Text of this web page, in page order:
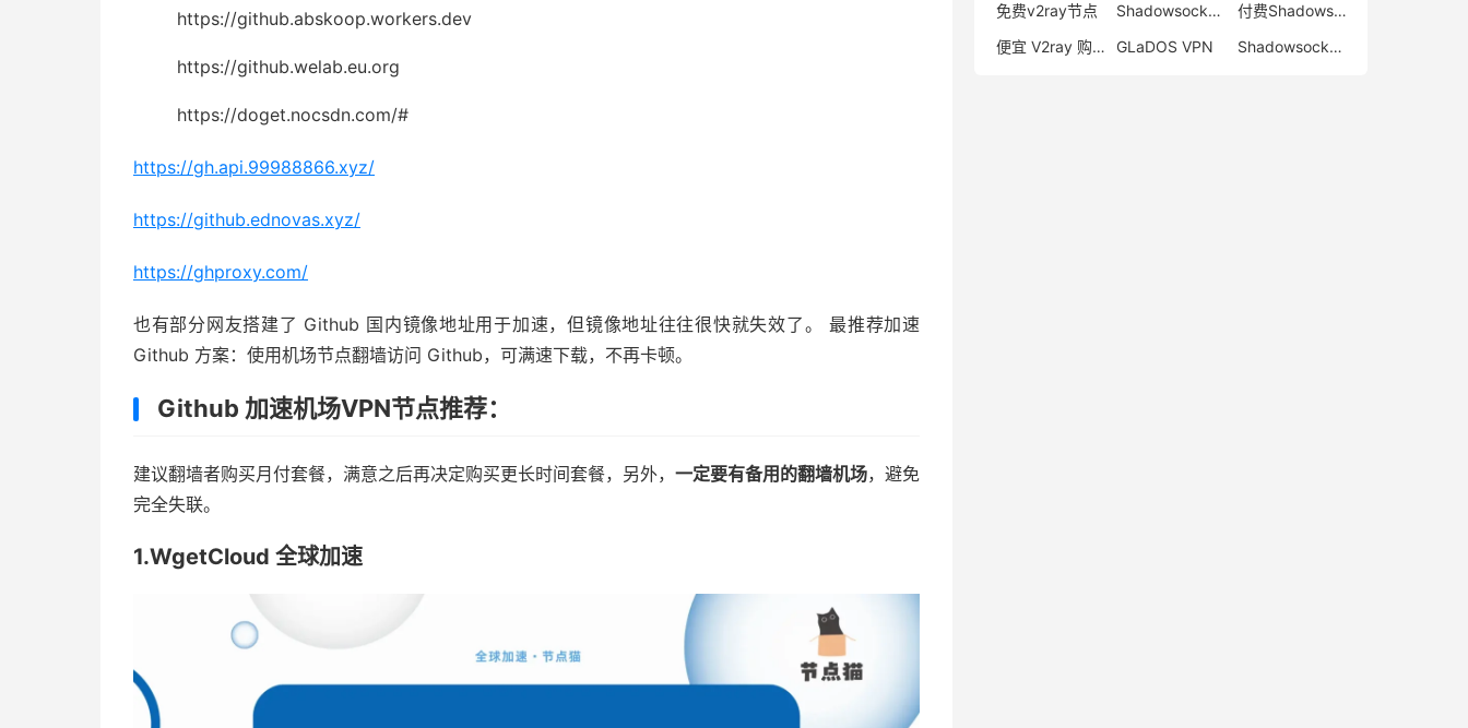
https://github.abskoop.workers.dev
https://github.welab.eu.org
https://doget.nocsdn.com/#
https://gh.api.99988866.xyz/
https://github.ednovas.xyz/
https://ghproxy.com/
也有部分网友搭建了 Github 国内镜像地址用于加速，但镜像地址往往很快就失效了。 最推荐加速
Github 方案：使用机场节点翻墙访问 Github，可满速下载，不再卡顿。
Github 加速机场VPN节点推荐：
建议翻墙者购买月付套餐，满意之后再决定购买更长时间套餐，另外， 一定要有备用的翻墙机场，避免
完全失联。
1.WgetCloud 全球加速
免费v2ray节点
Shadowsocks 服务器
付费Shadowsocks推荐
便宜 V2ray 购买
GLaDOS VPN Shadowsocks 节点哪里买